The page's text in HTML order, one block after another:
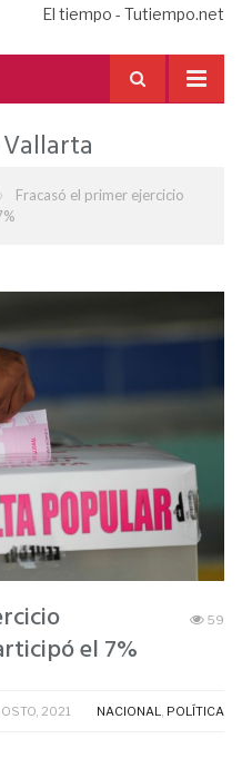
El tiempo - Tutiempo.net
Fracasó el primer ejercicio
el 7%
59
2021 NACIONAL, POLÍTICA